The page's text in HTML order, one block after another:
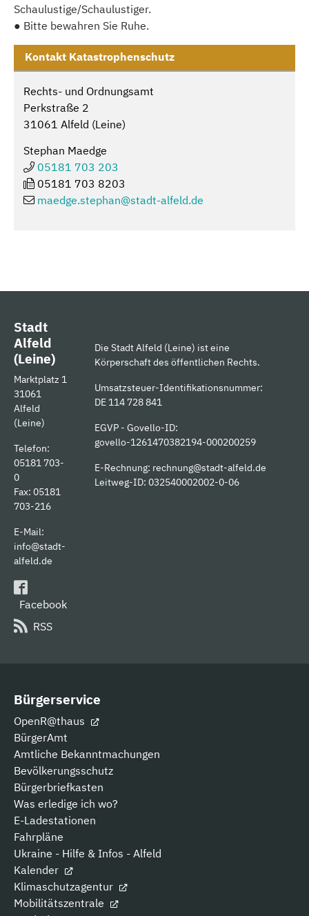
Schaulustige/Schaulustiger.
● Bitte bewahren Sie Ruhe.
Kontakt Katastrophenschutz
Rechts- und Ordnungsamt
Perkstraße 2
31061 Alfeld (Leine)
Stephan Maedge
05181 703 203
05181 703 8203
maedge.stephan@stadt-alfeld.de
Stadt
Alfeld
(Leine)
Marktplatz 1
31061
Alfeld
(Leine)
Telefon:
05181 703-
0
Fax: 05181
703-216
E-Mail:
info@stadt-
alfeld.de
Facebook
RSS
Die Stadt Alfeld (Leine) ist eine
Körperschaft des öffentlichen Rechts.
Umsatzsteuer-Identifikationsnummer:
DE 114 728 841
EGVP - Govello-ID:
govello-1261470382194-000200259
E-Rechnung: rechnung@stadt-alfeld.de
Leitweg-ID: 032540002002-0-06
Bürgerservice
OpenR@thaus
BürgerAmt
Amtliche Bekanntmachungen
Bevölkerungsschutz
Bürgerbriefkasten
Was erledige ich wo?
E-Ladestationen
Fahrpläne
Ukraine - Hilfe & Infos - Alfeld
Kalender
Klimaschutzagentur
Mobilitätszentrale